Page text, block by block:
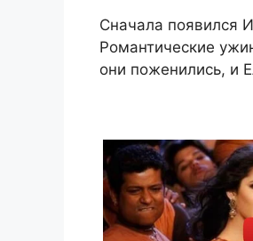
Сначала появился
Романтические
они поженились, и